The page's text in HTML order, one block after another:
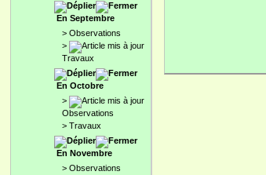
En Septembre
> Observations
>
Travaux
En Octobre
>
Observations
> Travaux
En Novembre
> Observations